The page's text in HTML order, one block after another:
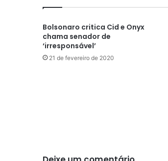
Bolsonaro critica Cid e Onyx
chama senador de
‘irresponsável’
21 de fevereiro de 2020